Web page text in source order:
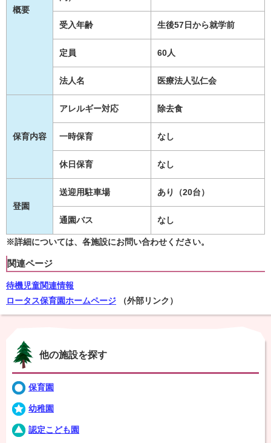
概要
受入年齢 生後57日から就学前
定員 60人
法人名 医療法人弘仁会
保育内容
アレルギー対応 除去食
一時保育 なし
休日保育 なし
登園
送迎用駐車場 あり（20台）
通園バス なし
※詳細については、各施設にお問い合わせください。
関連ページ
待機児童関連情報
ロータス保育園ホームページ （外部リンク）
他の施設を探す
保育園
幼稚園
認定こども園